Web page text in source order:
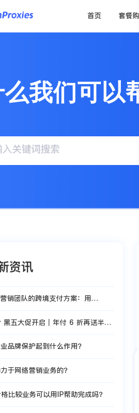
首页 套餐
我们可以
资讯
销团队的跨境支付方案：用
放与订阅支出管起来
五大促开启｜年付 6 折再送半年
品牌保护起到什么作用？
于网络营销业务的？
比较业务可以用IP帮助完成吗？